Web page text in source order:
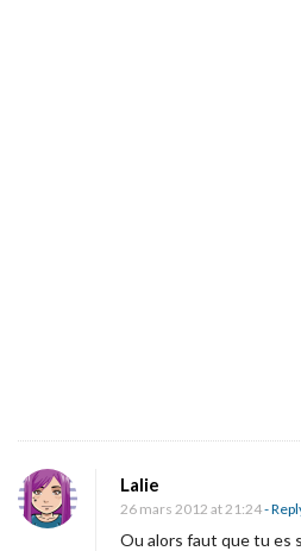
Lalie
26 mars 2012 at 21:24-
Ou alors faut que tu es